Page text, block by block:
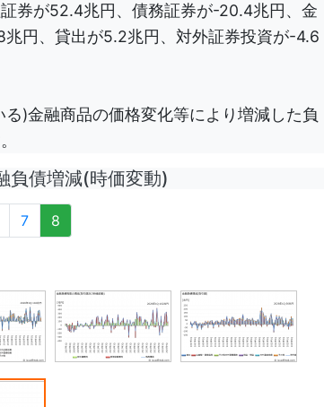
券が52.4兆円、債務証券が-20.4兆円、金
円、貸出が5.2兆円、対外証券投資が-4.6
)金融商品の価格変化等により増減した負
負債増減(時価変動)
7 8